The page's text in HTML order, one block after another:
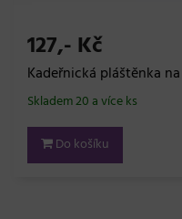
127,- Kč
Kadeřnická pláštěnka
Skladem 20 a více ks
Do košíku